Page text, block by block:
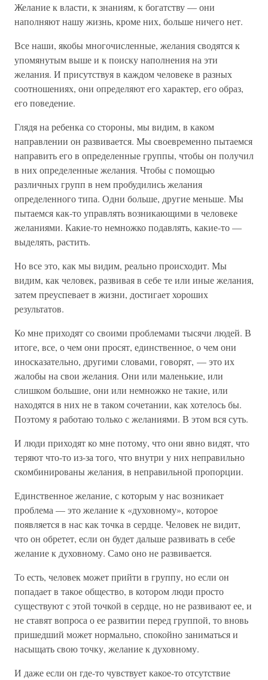
Желание к власти, к знаниям, к богатству — они
наполняют нашу жизнь, кроме них, больше ничего нет.
Все наши, якобы многочисленные, желания сводятся к
упомянутым выше и к поиску наполнения на эти
желания. И присутствуя в каждом человеке в разных
соотношениях, они определяют его характер, его образ,
его поведение.
Глядя на ребенка со стороны, мы видим, в каком
направлении он развивается. Мы своевременно пытаемся
направить его в определенные группы, чтобы он получил
в них определенные желания. Чтобы с помощью
различных групп в нем пробудились желания
определенного типа. Одни больше, другие меньше. Мы
пытаемся как-то управлять возникающими в человеке
желаниями. Какие-то немножко подавлять, какие-то —
выделять, растить.
Но все это, как мы видим, реально происходит. Мы
видим, как человек, развивая в себе те или иные желания,
затем преуспевает в жизни, достигает хороших
результатов.
Ко мне приходят со своими проблемами тысячи людей. В
итоге, все, о чем они просят, единственное, о чем они
иносказательно, другими словами, говорят, — это их
жалобы на свои желания. Они или маленькие, или
слишком большие, они или немножко не такие, или
находятся в них не в таком сочетании, как хотелось бы.
Поэтому я работаю только с желаниями. В этом вся суть.
И люди приходят ко мне потому, что они явно видят, что
теряют что-то из-за того, что внутри у них неправильно
скомбинированы желания, в неправильной пропорции.
Единственное желание, с которым у нас возникает
проблема — это желание к «духовному», которое
появляется в нас как точка в сердце. Человек не видит,
что он обретет, если он будет дальше развивать в себе
желание к духовному. Само оно не развивается.
То есть, человек может прийти в группу, но если он
попадает в такое общество, в котором люди просто
существуют с этой точкой в сердце, но не развивают ее, и
не ставят вопроса о ее развитии перед группой, то вновь
пришедший может нормально, спокойно заниматься и
насыщать свою точку, желание к духовному.
И даже если он где-то чувствует какое-то отсутствие